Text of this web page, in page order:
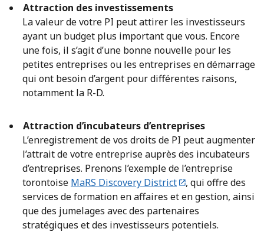
Attraction des investissements
La valeur de votre PI peut attirer les investisseurs
ayant un budget plus important que vous. Encore
une fois, il s’agit d’une bonne nouvelle pour les
petites entreprises ou les entreprises en démarrage
qui ont besoin d’argent pour différentes raisons,
notamment la R-D.
Attraction d’incubateurs d’entreprises
L’enregistrement de vos droits de PI peut augmenter
l’attrait de votre entreprise auprès des incubateurs
d’entreprises. Prenons l’exemple de l’entreprise
torontoise MaRS Discovery District
, qui offre des
services de formation en affaires et en gestion, ainsi
que des jumelages avec des partenaires
stratégiques et des investisseurs potentiels.